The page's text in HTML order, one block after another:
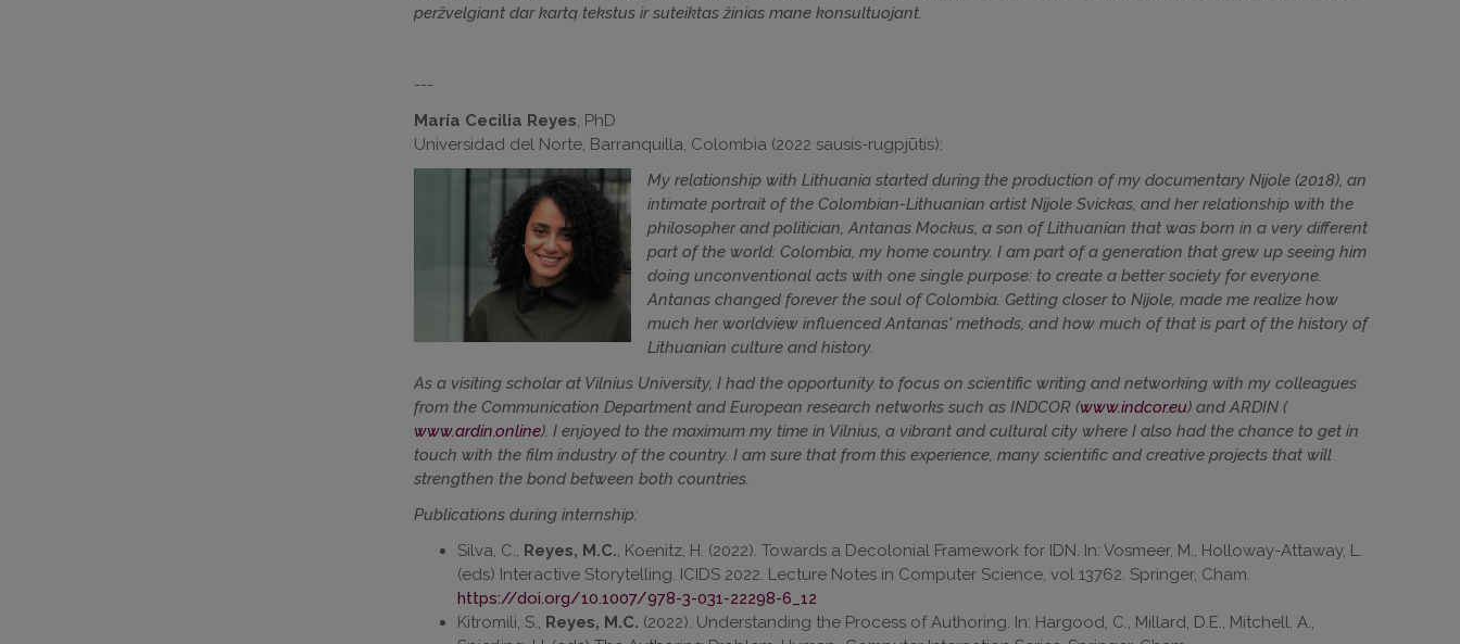
peržvelgiant dar kartą tekstus ir suteiktas žinias mane konsultuojant.
---
María Cecilia Reyes, PhD
Universidad del Norte, Barranquilla, Colombia (2022 sausis-rugpjūtis):
My relationship with Lithuania started during the production of my documentary Nijole (2018), an
intimate portrait of the Colombian-Lithuanian artist Nijole Svickas, and her relationship with the
philosopher and politician, Antanas Mockus, a son of Lithuanian that was born in a very different
part of the world: Colombia, my home country. I am part of a generation that grew up seeing him
doing unconventional acts with one single purpose: to create a better society for everyone.
Antanas changed forever the soul of Colombia. Getting closer to Nijole, made me realize how
much her worldview influenced Antanas' methods, and how much of that is part of the history of
Lithuanian culture and history.
As a visiting scholar at Vilnius University, I had the opportunity to focus on scientific writing and networking with my colleagues
from the Communication Department and European research networks such as INDCOR (www.indcor.eu) and ARDIN (
www.ardin.online). I enjoyed to the maximum my time in Vilnius, a vibrant and cultural city where I also had the chance to get in
touch with the film industry of the country. I am sure that from this experience, many scientific and creative projects that will
strengthen the bond between both countries.
Publications during internship:
Silva, C., Reyes, M.C., Koenitz, H. (2022). Towards a Decolonial Framework for IDN. In: Vosmeer, M., Holloway-Attaway, L.
(eds) Interactive Storytelling. ICIDS 2022. Lecture Notes in Computer Science, vol 13762. Springer, Cham.
https://doi.org/10.1007/978-3-031-22298-6_12
Kitromili, S., Reyes, M.C. (2022). Understanding the Process of Authoring. In: Hargood, C., Millard, D.E., Mitchell, A.,